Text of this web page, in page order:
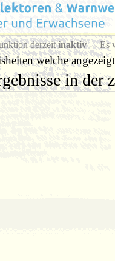
derzeitinaktiv- - Es
welche
in der